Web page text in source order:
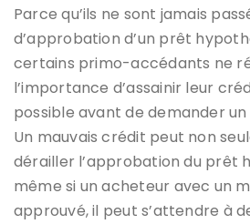
Parce qu’ils ne sont jamais
d’approbation d’un prêt
certains primo-accédants ne
l’importance d’assainir leur
possible avant de demander
Un mauvais crédit peut non
dérailler l’approbation du prêt
même si un acheteur avec un
approuvé, il peut s’attendre à